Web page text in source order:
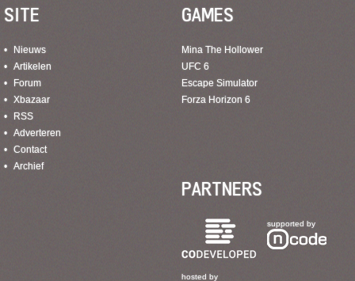
SITE
Nieuws
Artikelen
Forum
Xbazaar
RSS
Adverteren
Contact
Archief
GAMES
Mina The Hollower
UFC 6
Escape Simulator
Forza Horizon 6
PARTNERS
supported by
hosted by